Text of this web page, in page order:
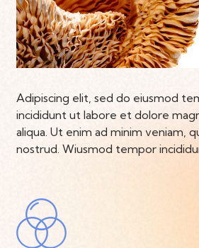
Adipiscing elit, sed do eiusmod
incididunt ut labore et dolore
aliqua. Ut enim ad minim veniam,
nostrud. Wiusmod tempor